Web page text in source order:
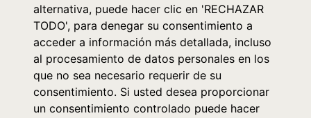
alternativa, puede hacer clic en 'RECHAZAR
TODO', para denegar su consentimiento a
acceder a información más detallada, incluso
al procesamiento de datos personales en los
que no sea necesario requerir de su
consentimiento. Si usted desea proporcionar
un consentimiento controlado puede hacer